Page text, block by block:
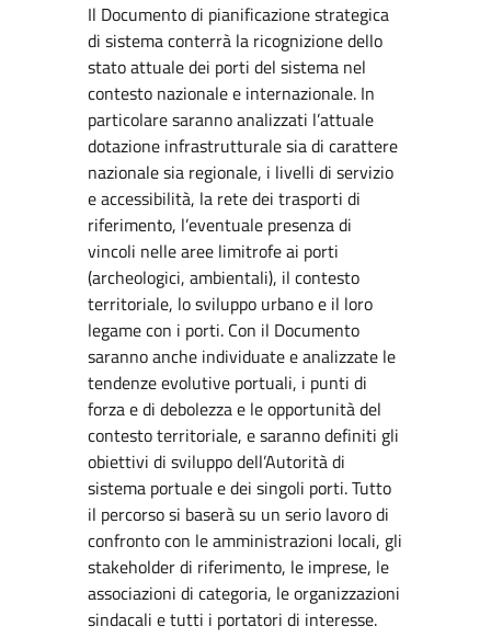
Il Documento di pianificazione strategica
di sistema conterrà la ricognizione dello
stato attuale dei porti del sistema nel
contesto nazionale e internazionale. In
particolare saranno analizzati l’attuale
dotazione infrastrutturale sia di carattere
nazionale sia regionale, i livelli di servizio
e accessibilità, la rete dei trasporti di
riferimento, l’eventuale presenza di
vincoli nelle aree limitrofe ai porti
(archeologici, ambientali), il contesto
territoriale, lo sviluppo urbano e il loro
legame con i porti. Con il Documento
saranno anche individuate e analizzate le
tendenze evolutive portuali, i punti di
forza e di debolezza e le opportunità del
contesto territoriale, e saranno definiti gli
obiettivi di sviluppo dell’Autorità di
sistema portuale e dei singoli porti. Tutto
il percorso si baserà su un serio lavoro di
confronto con le amministrazioni locali, gli
stakeholder di riferimento, le imprese, le
associazioni di categoria, le organizzazioni
sindacali e tutti i portatori di interesse.